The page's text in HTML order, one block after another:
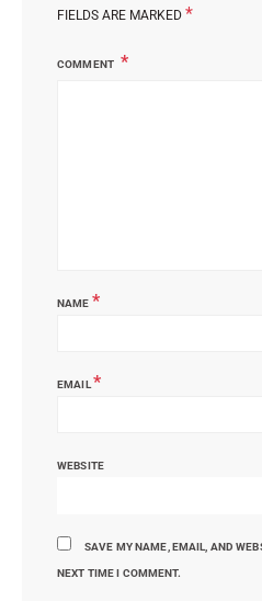
FIELDS ARE MARKED *
COMMENT
NAME *
EMAIL*
WEBSITE
SAVE MY NAME, EMAIL, AND
NEXT TIME I COMMENT.